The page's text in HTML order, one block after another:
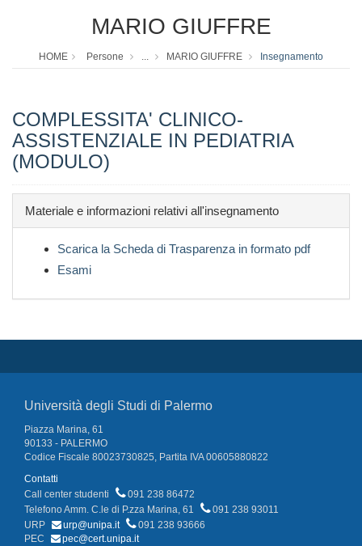
MARIO GIUFFRE
HOME Persone ... MARIO GIUFFRE Insegnamento
COMPLESSITA' CLINICO-
ASSISTENZIALE IN PEDIATRIA
(MODULO)
Materiale e informazioni relativi all'insegnamento
Scarica la Scheda di Trasparenza in formato pdf
Esami
Università degli Studi di Palermo
Piazza Marina, 61
90133 - PALERMO
Codice Fiscale 80023730825, Partita IVA 00605880822
Contatti
Call center studenti
091 238 86472
Telefono Amm. C.le di P.zza Marina, 61
091 238 93011
URP
urp@unipa.it
091 238 93666
PEC
pec@cert.unipa.it